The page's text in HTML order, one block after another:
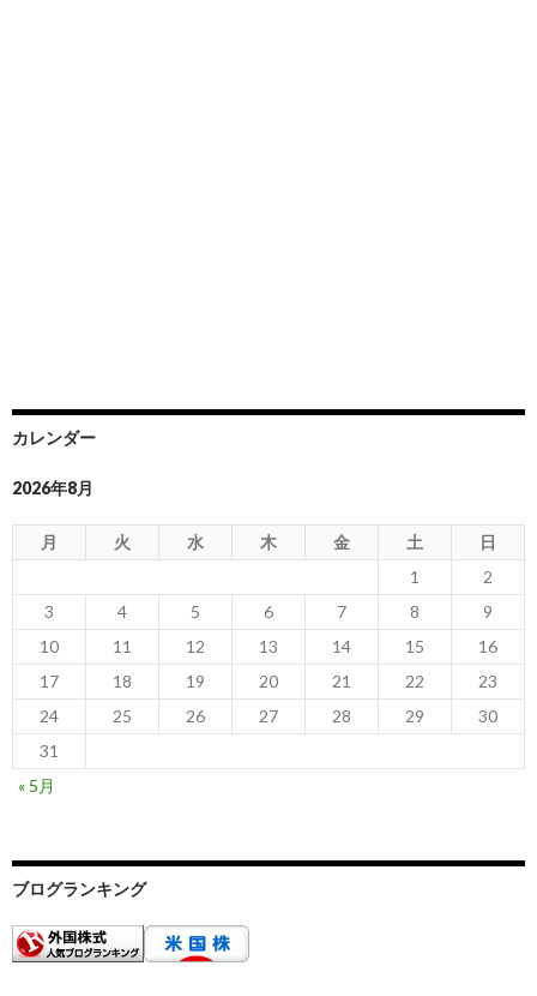
カレンダー
2026年8月
月 火 水 木 金 土
日
1
2
3
4 5 6 7 8
9
10
11 12 13 14 15
16
17
18 19 20 21 22
23
24
25 26 27 28 29
30
31
« 5月
ブログランキング